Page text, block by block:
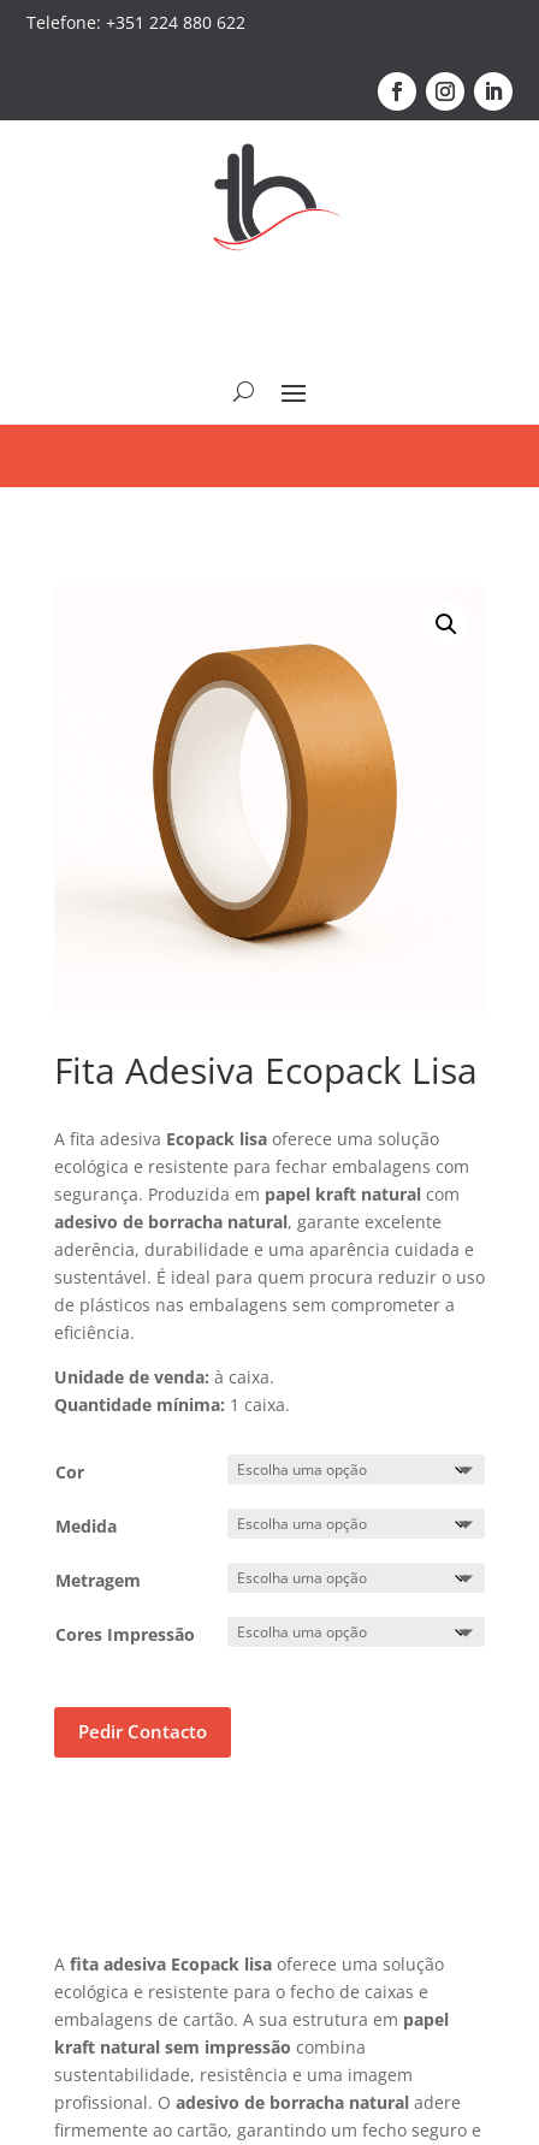
Telefone: +351 224 880 622
Fita Adesiva Ecopack Lisa
A fita adesiva Ecopack lisaoferece uma solução
ecológica e resistente para fechar embalagens com
segurança. Produzida em papel kraft naturalcom
adesivo de borracha natural, garante excelente
aderência, durabilidade e uma aparência cuidada e
sustentável. É ideal para quem procura reduzir o uso
de plásticos nas embalagens sem comprometer a
eficiência.
Unidade de venda: à caixa.
Quantidade mínima: 1 caixa.
Cor
Medida
Metragem
Cores Impressão
Pedir Contacto
A fita adesiva Ecopack lisaoferece uma solução
ecológica e resistente para o fecho de caixas e
embalagens de cartão. A sua estrutura em papel
kraft natural sem impressão combina
sustentabilidade, resistência e uma imagem
profissional. O adesivo de borracha naturaladere
firmemente ao cartão, garantindo um fecho seguro e